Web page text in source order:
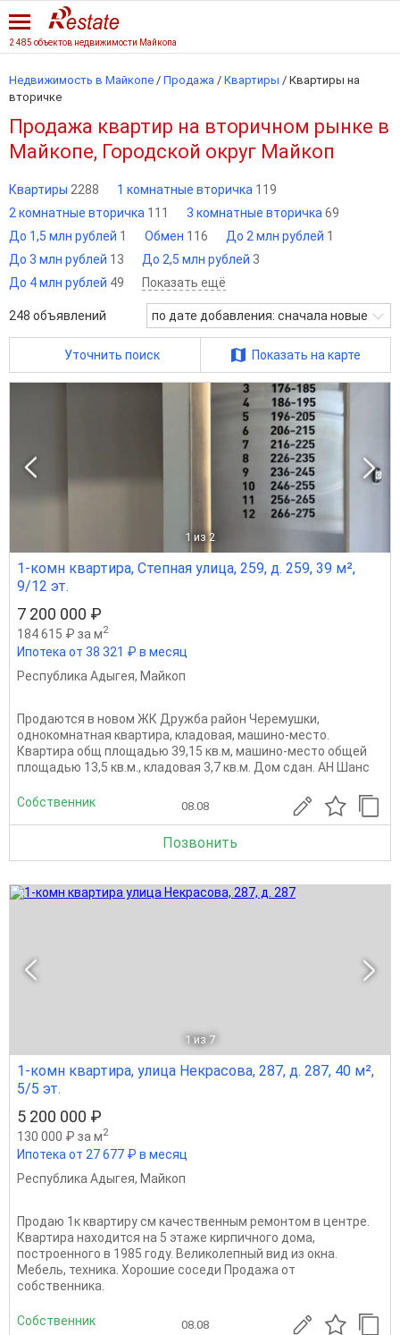
2 485 объектов недвижимости Майкопа
Недвижимость в Майкопе / Продажа / Квартиры / Квартиры на
вторичке
Продажа квартир на вторичном рынке в
Майкопе, Городской округ Майкоп
Квартиры 2288 1 комнатные вторичка 119
2 комнатные вторичка 111 3 комнатные вторичка 69
До 1,5 млн рублей 1 Обмен 116 До 2 млн рублей 1
До 3 млн рублей 13 До 2,5 млн рублей 3
До 4 млн рублей 49 Показать ещё
248 объявлений по дате добавления: сначала новые
Уточнить поиск Показать на карте
1 из 2
1-комн квартира, Степная улица, 259, д. 259, 39 м²,
9/12 эт.
7 200 000 ₽
184 615 ₽ за м2
Ипотека от 38 321 ₽ в месяц
Республика Адыгея, Майкоп
Продаются в новом ЖК Дружба район Черемушки,
однокомнатная квартира, кладовая, машино-место.
Квартира общ площадью 39,15 кв.м, машино-место общей
площадью 13,5 кв.м., кладовая 3,7 кв.м. Дом сдан. АН Шанс
Собственник 08.08
Позвонить
1 из 7
1-комн квартира, улица Некрасова, 287, д. 287, 40 м²,
5/5 эт.
5 200 000 ₽
130 000 ₽ за м2
Ипотека от 27 677 ₽ в месяц
Республика Адыгея, Майкоп
Продаю 1к квартиру см качественным ремонтом в центре.
Квартира находится на 5 этаже кирпичного дома,
построенного в 1985 году. Великолепный вид из окна.
Мебель, техника. Хорошие соседи Продажа от
собственника.
Собственник 08.08